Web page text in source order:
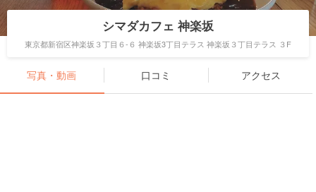
シマダカフェ 神楽坂
東京都新宿区神楽坂３丁目６-６ 神楽坂3丁目テラス 神楽坂３丁目テラス ３F
写真・動画 口コミ アクセス